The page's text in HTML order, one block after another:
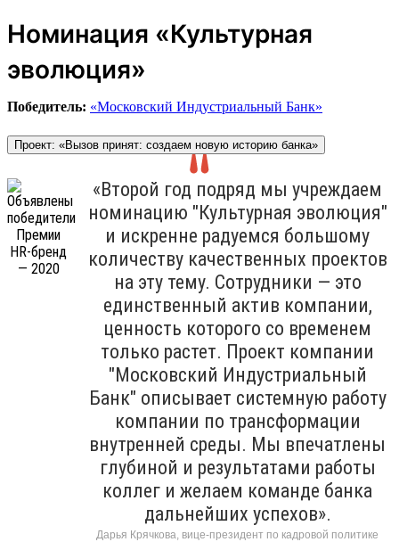
Номинация «Культурная
эволюция»
Победитель: «Московский Индустриальный Банк»
Проект: «Вызов принят: создаем новую историю банка»
«Второй год подряд мы учреждаем
номинацию "Культурная эволюция"
и искренне радуемся большому
количеству качественных проектов
на эту тему. Сотрудники — это
единственный актив компании,
ценность которого со временем
только растет. Проект компании
"Московский Индустриальный
Банк" описывает системную работу
компании по трансформации
внутренней среды. Мы впечатлены
глубиной и результатами работы
коллег и желаем команде банка
дальнейших успехов».
Дарья Крячкова, вице-президент по кадровой политике